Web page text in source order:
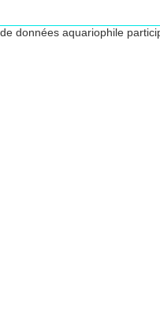
données aquariophile